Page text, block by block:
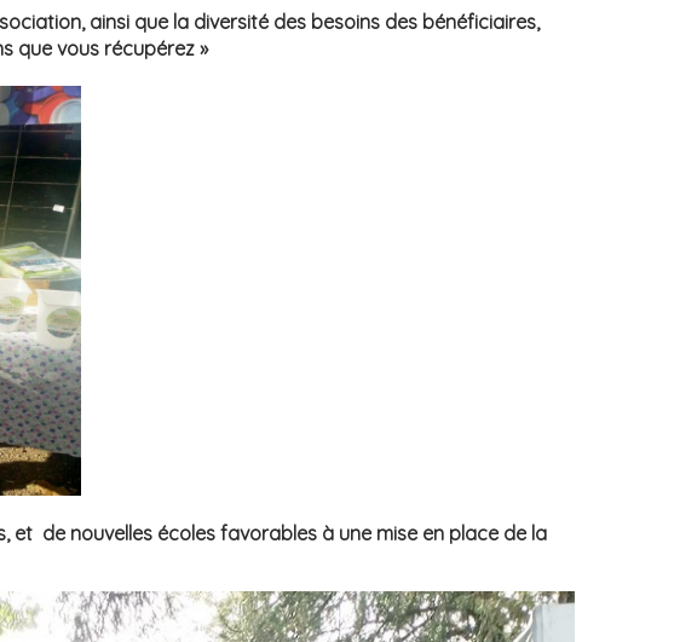
ainsi que la diversité des besoins des bénéficiaires,
que vous récupérez »
de nouvelles écoles favorables à une mise en place de la